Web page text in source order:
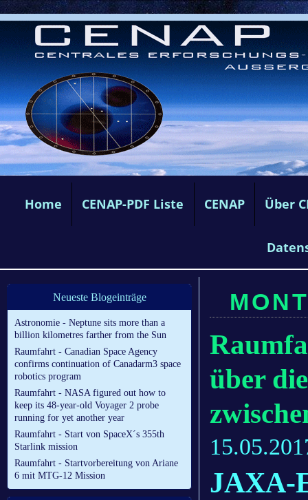
Home CENAP-PDF Liste CENAP Über
Neueste Blogeinträge
Astronomie - Neptune sits more than a
billion kilometres farther from the Sun
Raumfahrt - Canadian Space Agency
confirms continuation of Canadarm3 space
robotics program
Raumfahrt - NASA figured out how to
keep its 48-year-old Voyager 2 probe
running for yet another year
Raumfahrt - Start von SpaceX´s 355th
Starlink mission
Raumfahrt - Startvorbereitung von Ariane
6 mit MTG-12 Mission
über
JAXA-